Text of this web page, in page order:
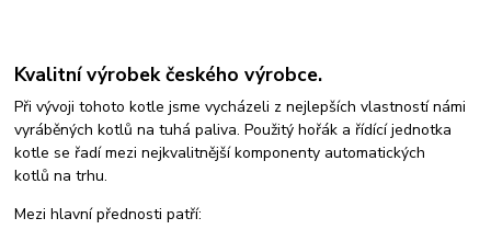
Kvalitní výrobek českého výrobce.
Při vývoji tohoto kotle jsme vycházeli z nejlepších vlastností námi
vyráběných kotlů na tuhá paliva. Použitý hořák a řídící jednotka
kotle se řadí mezi nejkvalitnější komponenty automatických
kotlů na trhu.
Mezi hlavní přednosti patří: